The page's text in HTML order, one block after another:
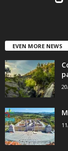
EVEN MORE NEWS